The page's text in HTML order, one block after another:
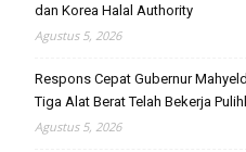
dan Korea Halal Authority
Agustus 5, 2026
Respons Cepat Gubernur
Tiga Alat Berat Telah Bekerja
Agustus 5, 2026